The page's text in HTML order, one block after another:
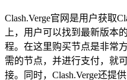
Clash.Verge官网是用户获取
上，用户可以找到最新版本
程。在这里购买节点是非常
需的节点，并进行支付，就
接。同时，Clash.Verge还提